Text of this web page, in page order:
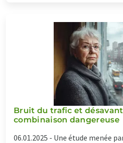
Bruit du trafic et
combinaison dangereuse
06.01.2025 - Une étude menée